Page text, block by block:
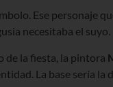
Ese personaje
necesitaba el suyo.
de la fiesta, la pintora
La base sería la